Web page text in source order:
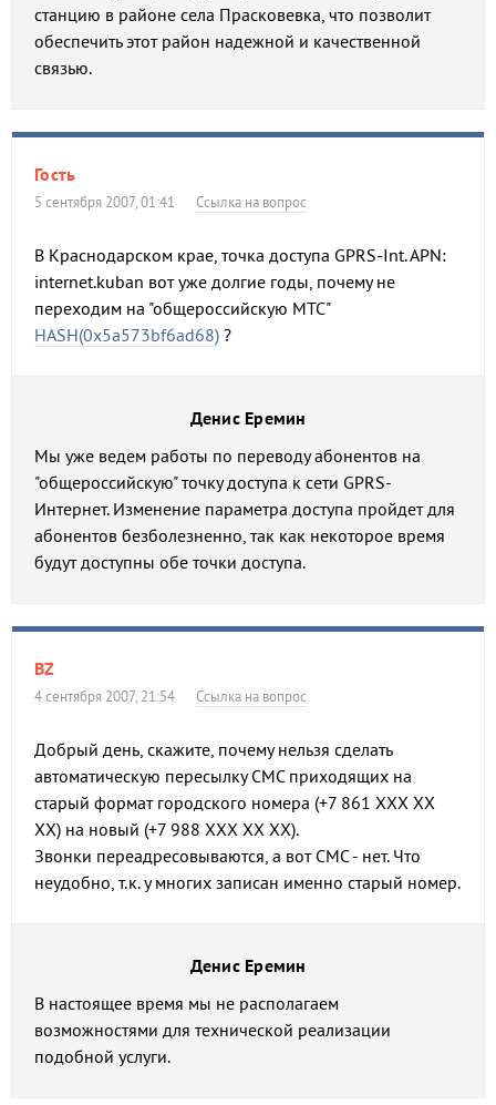
станцию в районе села Прасковевка, что позволит
обеспечить этот район надежной и качественной
связью.
Гость
5 сентября 2007, 01:41 Ссылка на вопрос
В Краснодарском крае, точка доступа GPRS-Int. APN:
internet.kuban вот уже долгие годы, почему не
переходим на "общероссийскую МТС"
HASH(0x5a573bf6ad68) ?
Денис Еремин
Мы уже ведем работы по переводу абонентов на
"общероссийскую" точку доступа к сети GPRS-
Интернет. Изменение параметра доступа пройдет для
абонентов безболезненно, так как некоторое время
будут доступны обе точки доступа.
BZ
4 сентября 2007, 21:54 Ссылка на вопрос
Добрый день, скажите, почему нельзя сделать
автоматическую пересылку СМС приходящих на
старый формат городского номера (+7 861 ХХХ ХХ
ХХ) на новый (+7 988 ХХХ ХХ ХХ).
Звонки переадресовываются, а вот СМС - нет. Что
неудобно, т.к. у многих записан именно старый номер.
Денис Еремин
В настоящее время мы не располагаем
возможностями для технической реализации
подобной услуги.